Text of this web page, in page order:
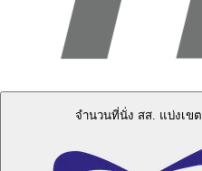
จำนวนที่นั่ง สส. แบ่งเขต